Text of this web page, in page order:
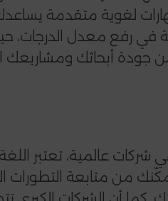
لغوية متقدمة
في رفع معدل الدرجات،
جودة أبحاثك ومشاريعك
عالمية، تعتبر اللغة
من متابعة التطورات